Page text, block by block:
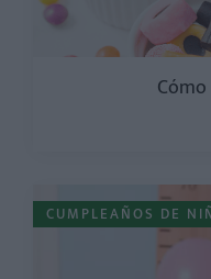
CUMPLEAÑOS DE